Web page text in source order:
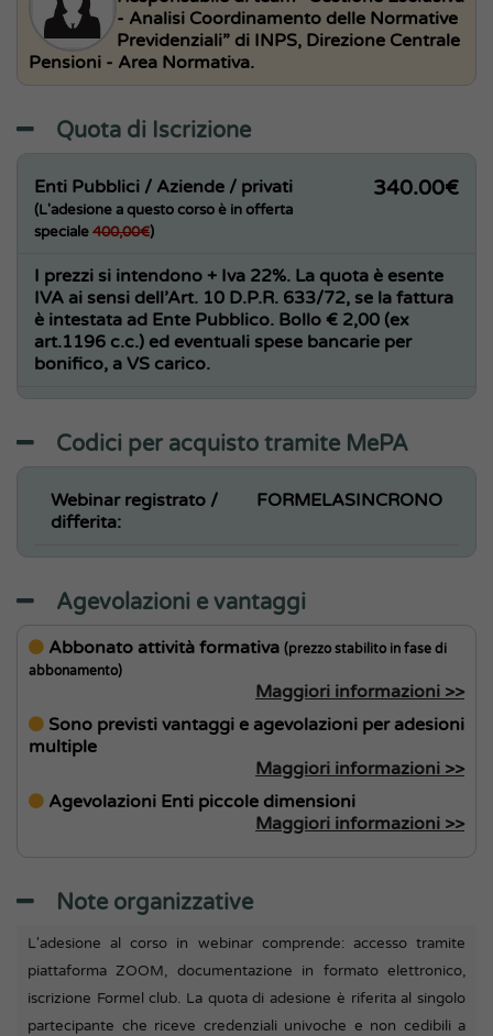
- Analisi Coordinamento delle Normative
Previdenziali” di INPS, Direzione Centrale
Pensioni - Area Normativa.
Quota di Iscrizione
Enti Pubblici / Aziende / privati
(L'adesione a questo corso è in offerta
speciale400,00€)
340.00€
I prezzi si intendono + Iva 22%. La quota è esente
IVA ai sensi dell’Art. 10 D.P.R. 633/72, se la fattura
è intestata ad Ente Pubblico. Bollo € 2,00 (ex
art.1196 c.c.) ed eventuali spese bancarie per
bonifico, a VS carico.
Codici per acquisto tramite MePA
Webinar registrato /
differita:
FORMELASINCRONO
Agevolazioni e vantaggi
Abbonato attività formativa (prezzo stabilito in fase di
abbonamento)
Maggiori informazioni >>
Sono previsti vantaggi e agevolazioni per adesioni
multiple
Maggiori informazioni >>
Agevolazioni Enti piccole dimensioni
Maggiori informazioni >>
Note organizzative
L'adesione al corso in webinar comprende: accesso tramite
piattaforma ZOOM, documentazione in formato elettronico,
iscrizione Formel club. La quota di adesione è riferita al singolo
partecipante che riceve credenziali univoche e non cedibili a